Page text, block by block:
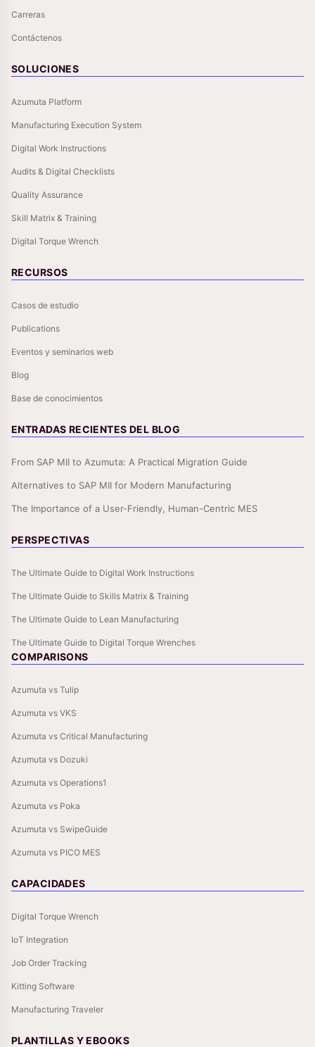
Carreras
Contáctenos
SOLUCIONES
Azumuta Platform
Manufacturing Execution System
Digital Work Instructions
Audits & Digital Checklists
Quality Assurance
Skill Matrix & Training
Digital Torque Wrench
RECURSOS
Casos de estudio
Publications
Eventos y seminarios web
Blog
Base de conocimientos
ENTRADAS RECIENTES DEL BLOG
From SAP MII to Azumuta: A Practical Migration Guide
Alternatives to SAP MII for Modern Manufacturing
The Importance of a User-Friendly, Human-Centric MES
PERSPECTIVAS
The Ultimate Guide to Digital Work Instructions
The Ultimate Guide to Skills Matrix & Training
The Ultimate Guide to Lean Manufacturing
The Ultimate Guide to Digital Torque Wrenches
COMPARISONS
Azumuta vs Tulip
Azumuta vs VKS
Azumuta vs Critical Manufacturing
Azumuta vs Dozuki
Azumuta vs Operations1
Azumuta vs Poka
Azumuta vs SwipeGuide
Azumuta vs PICO MES
CAPACIDADES
Digital Torque Wrench
IoT Integration
Job Order Tracking
Kitting Software
Manufacturing Traveler
PLANTILLAS Y EBOOKS